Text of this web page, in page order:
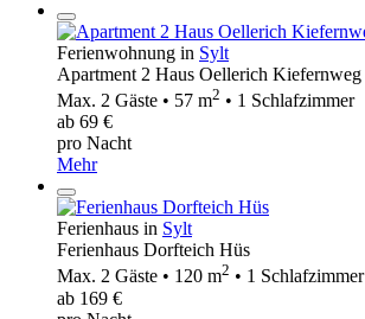
Ferienwohnung in Sylt
Apartment 2 Haus Oellerich Kiefernweg
Max. 2 Gäste • 57 m2 • 1 Schlafzimmer
ab 69 €
pro Nacht
Mehr
Ferienhaus in Sylt
Ferienhaus Dorfteich Hüs
Max. 2 Gäste • 120 m2 • 1 Schlafzimmer
ab 169 €